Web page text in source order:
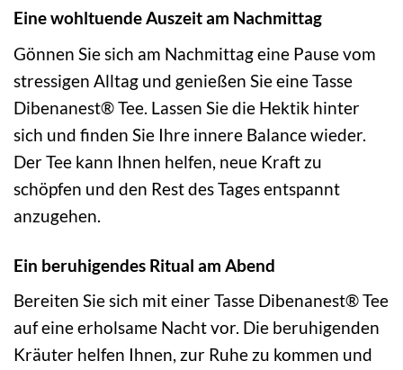
Eine wohltuende Auszeit am Nachmittag
Gönnen Sie sich am Nachmittag eine Pause vom
stressigen Alltag und genießen Sie eine Tasse
Dibenanest® Tee. Lassen Sie die Hektik hinter
sich und finden Sie Ihre innere Balance wieder.
Der Tee kann Ihnen helfen, neue Kraft zu
schöpfen und den Rest des Tages entspannt
anzugehen.
Ein beruhigendes Ritual am Abend
Bereiten Sie sich mit einer Tasse Dibenanest® Tee
auf eine erholsame Nacht vor. Die beruhigenden
Kräuter helfen Ihnen, zur Ruhe zu kommen und